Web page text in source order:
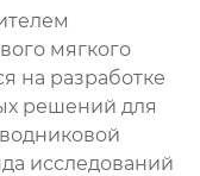
мягкого
на разработке
решений для
исследований